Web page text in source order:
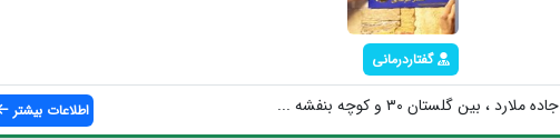
گفتاردرمانی
جاده ملارد ، بین گلستان ۳۰ و کوچه بنفشه ... اطلاعات بیشتر